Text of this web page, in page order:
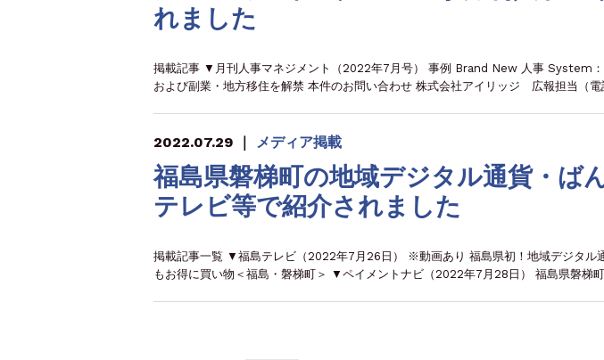
れました
掲載記事 ▼月刊人事マネジメント（2022年7月号） 事例 Brand New 人事 System
および副業・地方移住を解禁 本件のお問い合わせ 株式会社アイリッジ 広報担当（
2022.07.29 ｜ メディア掲載
福島県磐梯町の地域デジタル通貨・ば
テレビ等で紹介されました
掲載記事一覧 ▼福島テレビ（2022年7月26日） ※動画あり 福島県初！地域デジタル
もお得に買い物＜福島・磐梯町＞ ▼ペイメントナビ（2022年7月28日） 福島県磐梯